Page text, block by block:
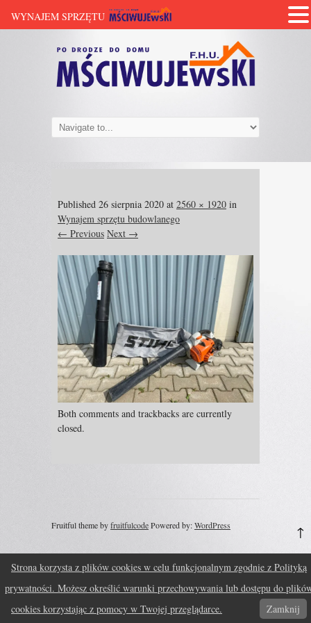
Published 26 sierpnia 2020 at 2560 × 1920 in
Wynajem sprzętu budowlanego
← Previous Next →
Both comments and trackbacks are currently
closed.
Fruitful theme byfruitfulcodePowered by:WordPress ↑
Strona korzysta z plików cookies w celu funkcjonalnym zgodnie z Polityką
prywatności. Możesz określić warunki przechowywania lub dostępu do
cookies korzystając z pomocy w Twojej przeglądarce.
Zamknij
WYNAJEM SPRZĘTU